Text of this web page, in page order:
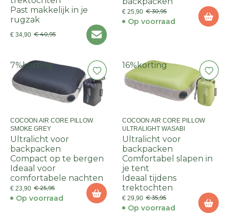
Past makkelijk in je
rugzak
€ 34,90 € 40,95
€ 25,90 € 30,95
Op voorraad
7%korting
COCOON AIR CORE PILLOW
SMOKE GREY
Ultralicht voor
backpacken
Compact op te bergen
Ideaal voor
comfortabele nachten
€ 23,90 € 25,95
Op voorraad
16%korting
COCOON AIR CORE PILLOW
ULTRALIGHT WASABI
Ultralicht voor
backpacken
Comfortabel slapen in
je tent
Ideaal tijdens
trektochten
€ 29,90 € 35,95
Op voorraad